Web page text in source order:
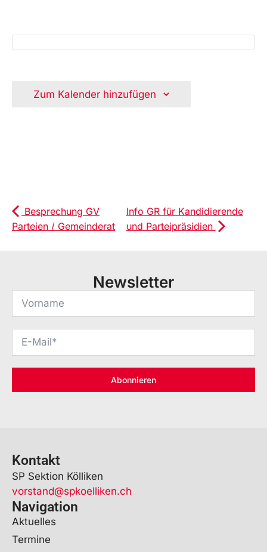
Zum Kalender hinzufügen
Besprechung GV
Parteien / Gemeinderat
Info GR für Kandidierende
und Parteipräsidien
Newsletter
Abonnieren
Kontakt
SP Sektion Kölliken
vorstand@spkoelliken.ch
Navigation
Aktuelles
Termine